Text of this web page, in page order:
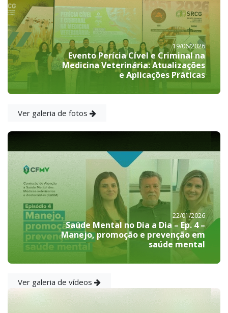
19/06/2026
Evento Perícia Cível e Criminal na
Medicina Veterinária: Atualizações
e Aplicações Práticas
Ver galeria de fotos
22/01/2026
Saúde Mental no Dia a Dia – Ep. 4 –
Manejo, promoção e prevenção em
saúde mental
Ver galeria de vídeos